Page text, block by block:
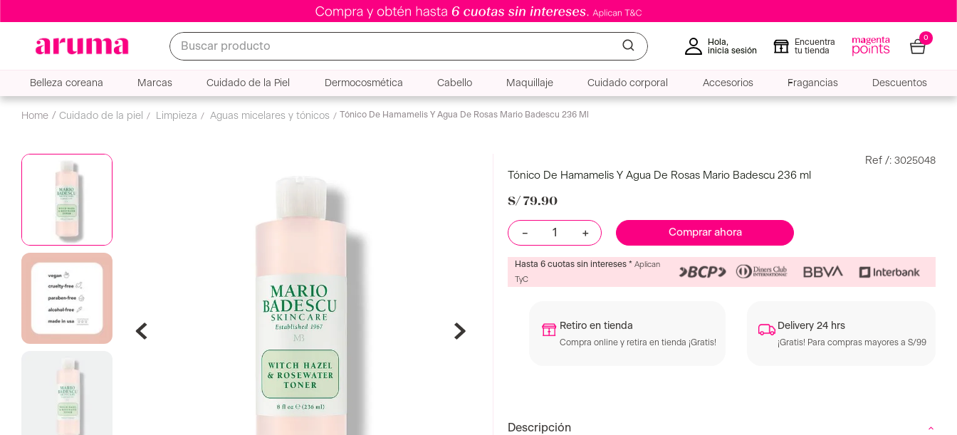
Buscar producto
Hola,
inicia sesión
Encuentra
tu tienda
0
Belleza coreana Marcas Cuidado de la Piel Dermocosmética Cabello Maquillaje Cuidado corporal Accesorios Fragancias Descuentos
cuidado de la piel limpieza aguas micelares y tónicos Tónico De Hamamelis Y Agua De Rosas Mario Badescu 236 Ml
: 3025048
Tónico De Hamamelis Y Agua De Rosas Mario Badescu 236 ml
S/ 79.90
＋
－ Comprar ahora
Hasta 6 cuotas sin intereses * Aplican
TyC
Retiro en tienda
Compra online y retira en tienda ¡Gratis!
Delivery 24 hrs
¡Gratis! Para compras mayores a S/99
Descripción